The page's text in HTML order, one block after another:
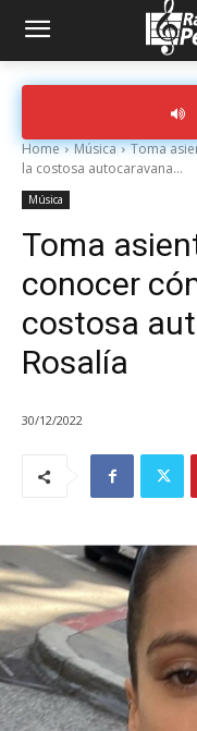
Home Música
Toma
la costosa autocaravana...
Música
Toma
conocer
costosa
Rosalía
30/12/2022